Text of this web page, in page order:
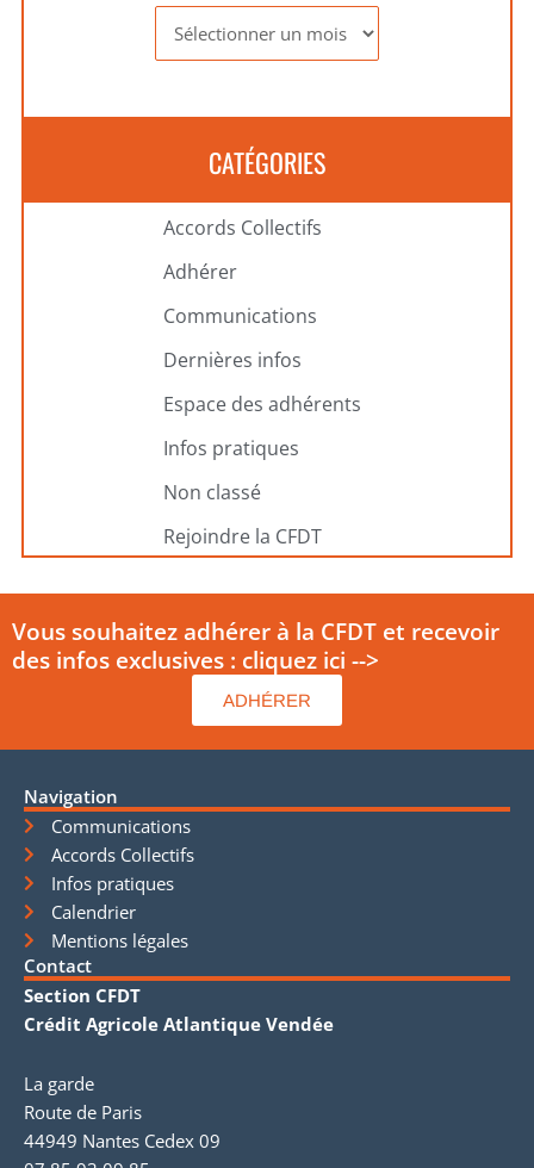
CATÉGORIES
Accords Collectifs
Adhérer
Communications
Dernières infos
Espace des adhérents
Infos pratiques
Non classé
Rejoindre la CFDT
Vous souhaitez adhérer à la CFDT et recevoir
des infos exclusives : cliquez ici -->
ADHÉRER
Navigation
Communications
Accords Collectifs
Infos pratiques
Calendrier
Mentions légales
Contact
Section CFDT
Crédit Agricole Atlantique Vendée
La garde
Route de Paris
44949 Nantes Cedex 09